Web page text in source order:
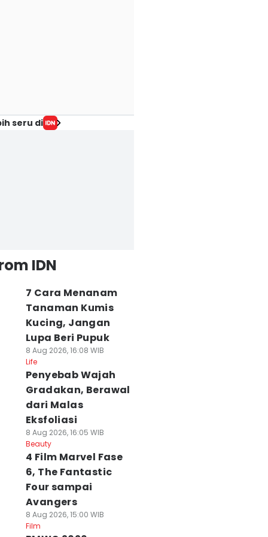
seru di
IDN
7 Cara Menanam
Tanaman Kumis
Kucing, Jangan
Lupa Beri Pupuk
8 Aug 2026, 16:08 WIB
Life
Penyebab Wajah
Gradakan, Berawal
dari Malas
Eksfoliasi
8 Aug 2026, 16:05 WIB
Beauty
4 Film Marvel Fase
6, The Fantastic
Four sampai
Avangers
8 Aug 2026, 15:00 WIB
Film